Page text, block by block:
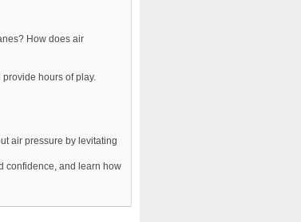
How does air
hours of play.
air pressure by levitating
confidence, and learn how